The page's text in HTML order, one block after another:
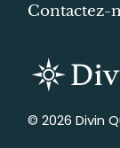
Contactez-
© 2026 Divin